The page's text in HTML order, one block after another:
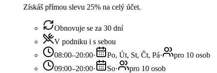
Získáš přímou slevu 25% na celý účet.
Obnovuje se za 30 dní
V podniku i s sebou
08:00–20:00· Po, Út, St, Čt, Pá·
pro 10 osob
09:00–20:00· So·
pro 10 osob